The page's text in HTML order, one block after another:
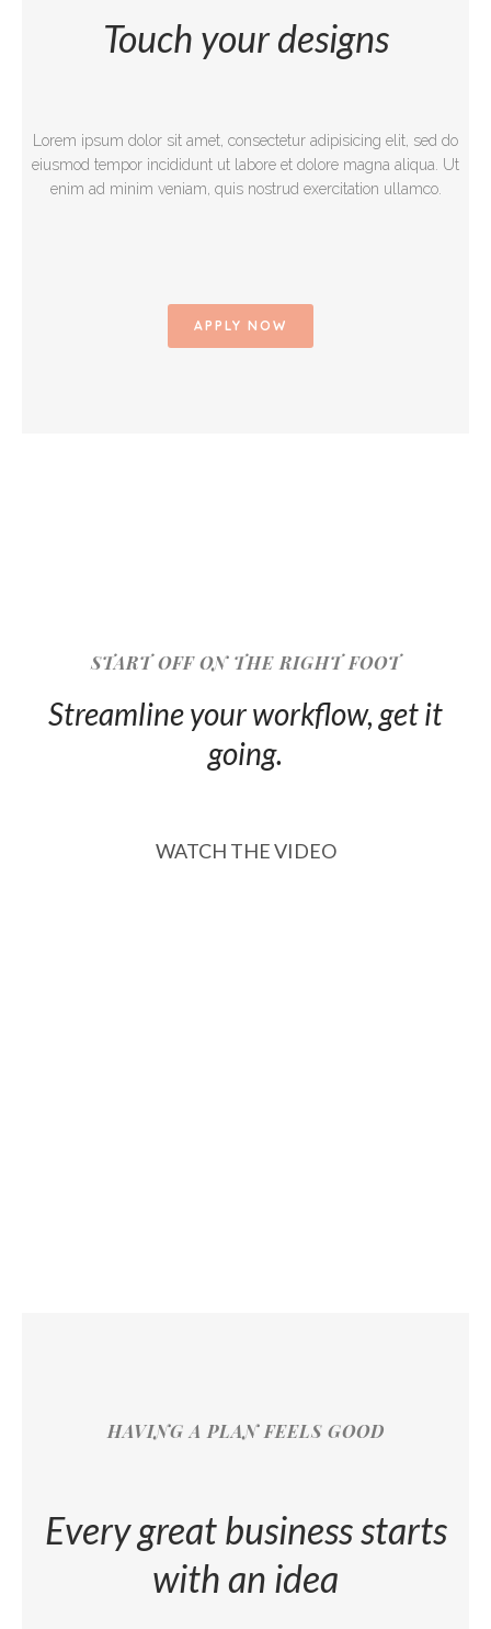
Touch your designs
Lorem ipsum dolor sit amet, consectetur adipisicing elit, sed do
eiusmod tempor incididunt ut labore et dolore magna aliqua. Ut
enim ad minim veniam, quis nostrud exercitation ullamco.
APPLY NOW
START OFF ON THE RIGHT FOOT
Streamline your workflow, get it
going.
WATCH THE VIDEO
HAVING A PLAN FEELS GOOD
Every great business starts
with an idea